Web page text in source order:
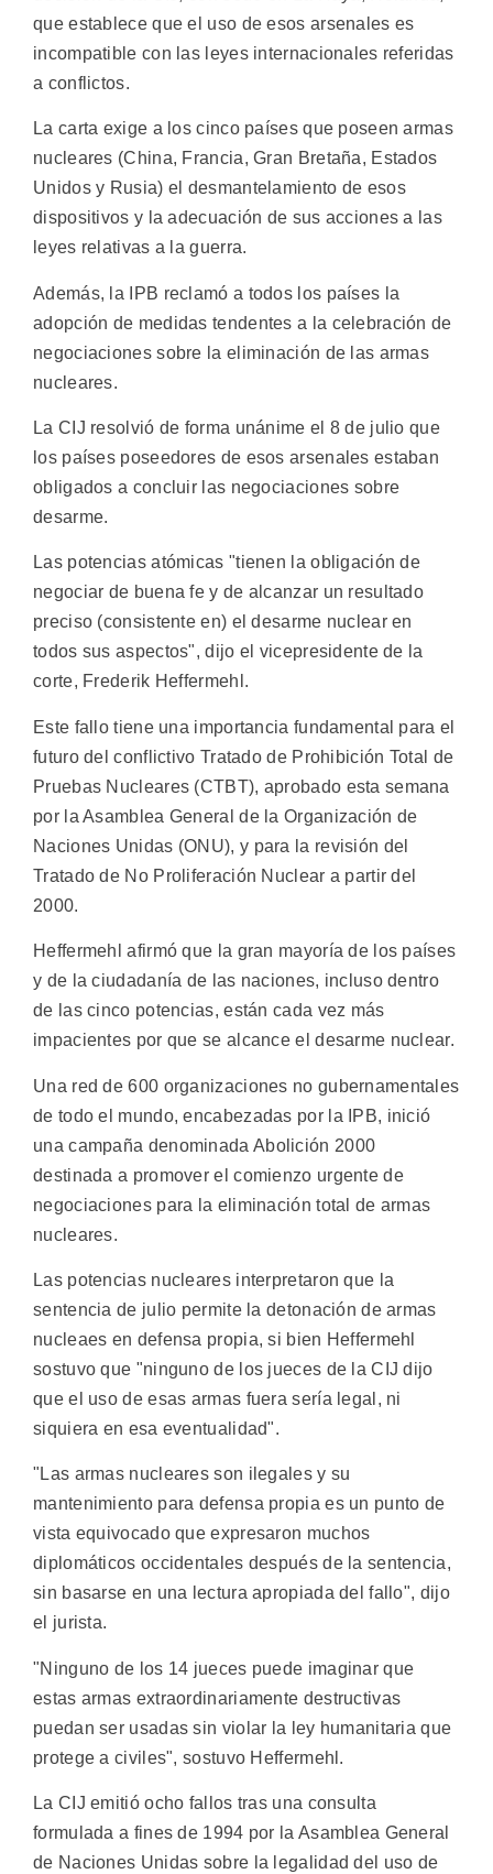
que establece que el uso de esos arsenales es
incompatible con las leyes internacionales referidas
a conflictos.
La carta exige a los cinco países que poseen armas
nucleares (China, Francia, Gran Bretaña, Estados
Unidos y Rusia) el desmantelamiento de esos
dispositivos y la adecuación de sus acciones a las
leyes relativas a la guerra.
Además, la IPB reclamó a todos los países la
adopción de medidas tendentes a la celebración de
negociaciones sobre la eliminación de las armas
nucleares.
La CIJ resolvió de forma unánime el 8 de julio que
los países poseedores de esos arsenales estaban
obligados a concluir las negociaciones sobre
desarme.
Las potencias atómicas "tienen la obligación de
negociar de buena fe y de alcanzar un resultado
preciso (consistente en) el desarme nuclear en
todos sus aspectos", dijo el vicepresidente de la
corte, Frederik Heffermehl.
Este fallo tiene una importancia fundamental para el
futuro del conflictivo Tratado de Prohibición Total de
Pruebas Nucleares (CTBT), aprobado esta semana
por la Asamblea General de la Organización de
Naciones Unidas (ONU), y para la revisión del
Tratado de No Proliferación Nuclear a partir del
2000.
Heffermehl afirmó que la gran mayoría de los países
y de la ciudadanía de las naciones, incluso dentro
de las cinco potencias, están cada vez más
impacientes por que se alcance el desarme nuclear.
Una red de 600 organizaciones no gubernamentales
de todo el mundo, encabezadas por la IPB, inició
una campaña denominada Abolición 2000
destinada a promover el comienzo urgente de
negociaciones para la eliminación total de armas
nucleares.
Las potencias nucleares interpretaron que la
sentencia de julio permite la detonación de armas
nucleaes en defensa propia, si bien Heffermehl
sostuvo que "ninguno de los jueces de la CIJ dijo
que el uso de esas armas fuera sería legal, ni
siquiera en esa eventualidad".
"Las armas nucleares son ilegales y su
mantenimiento para defensa propia es un punto de
vista equivocado que expresaron muchos
diplomáticos occidentales después de la sentencia,
sin basarse en una lectura apropiada del fallo", dijo
el jurista.
"Ninguno de los 14 jueces puede imaginar que
estas armas extraordinariamente destructivas
puedan ser usadas sin violar la ley humanitaria que
protege a civiles", sostuvo Heffermehl.
La CIJ emitió ocho fallos tras una consulta
formulada a fines de 1994 por la Asamblea General
de Naciones Unidas sobre la legalidad del uso de